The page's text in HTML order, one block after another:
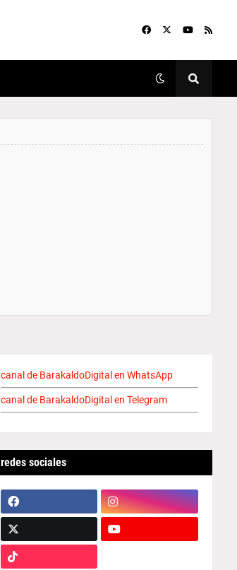
canal de BarakaldoDigital en WhatsApp
canal de BarakaldoDigital en Telegram
redes sociales